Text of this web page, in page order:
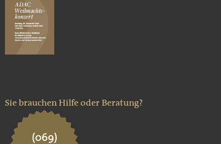
Sie brauchen Hilfe oder Beratung?